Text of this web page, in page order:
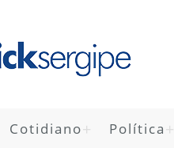
Cotidiano Política